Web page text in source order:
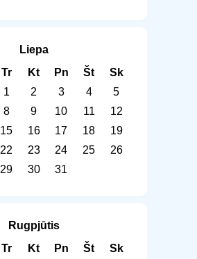
Liepa
Tr Kt Pn Št
Sk
1
2 3 4
5
8 9 10 11
12
15 16 17 18
19
22 23 24 25
26
29 30 31
Rugpjūtis
Tr Kt Pn Št
Sk